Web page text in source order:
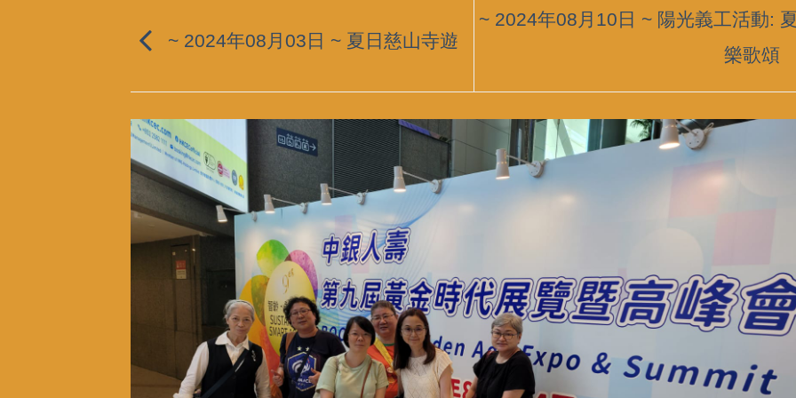
~ 2024年08月03日 ~ 夏日慈山寺遊
~ 2024年08月10日 ~ 陽光義工活動:
樂歌頌